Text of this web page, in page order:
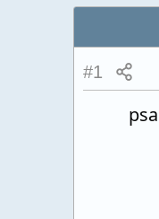
#1